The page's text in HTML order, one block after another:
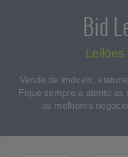
Bid
Venda de imóveis,
Fique sempre a atento as
os melhores